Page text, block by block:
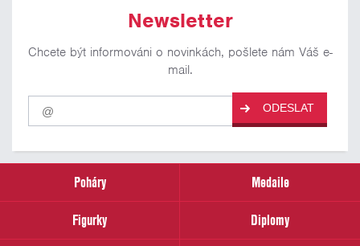
Newsletter
Chcete být informováni o novinkách, pošlete nám Váš e-
mail.
Pro
odběr
našich
email
ODESLAT
Poháry
Medaile
Figurky
Diplomy